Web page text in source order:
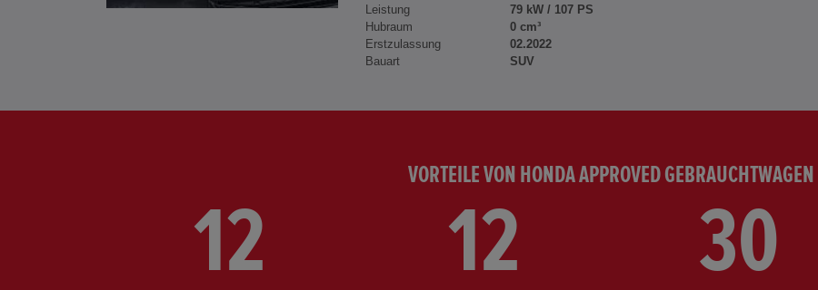
Leistung
79 kW / 107 PS
Hubraum
0 cm³
Erstzulassung
02.2022
Bauart
SUV
VORTEILE VON HONDA APPROVED GEBRAUCHTWAGEN
12 12 30